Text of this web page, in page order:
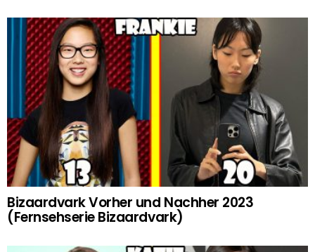
Bizaardvark Vorher und Nachher 2023
(Fernsehserie Bizaardvark)